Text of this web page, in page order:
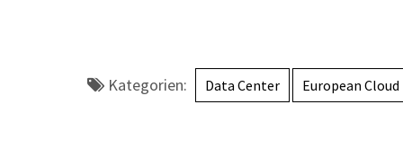
Kategorien: Data Center European Cloud